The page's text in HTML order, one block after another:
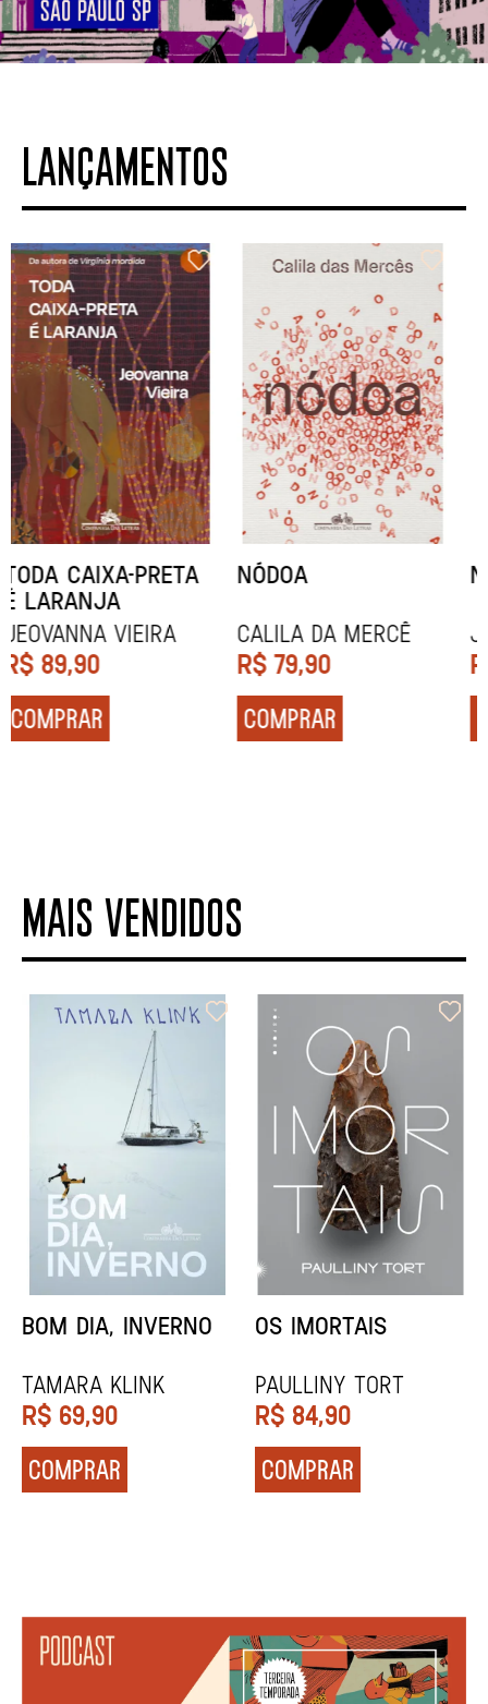
LANÇAMENTOS
NARRAR HISTÓRIAS
John Berger
R$ 84,90
COMPRAR
SOCIOBIOGRAFIA
Didier Eribon
R$ 129,90
COMPRAR
MAIS VENDIDOS
ORIXÁS
REGINALDO PRANDI
R$ 79,90
COMPRAR
ORAÇÃO PARA
Socorro Acioli
R$ 74,90
COMPRAR